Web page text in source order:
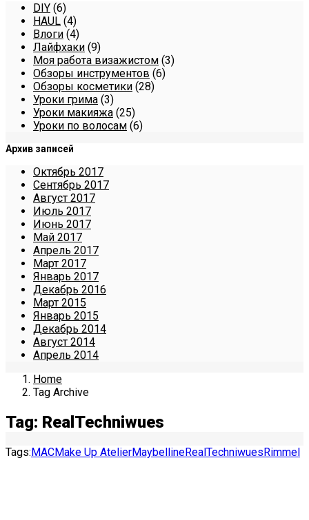
DIY (6)
HAUL (4)
Влоги (4)
Лайфхаки (9)
Моя работа визажистом (3)
Обзоры инструментов (6)
Обзоры косметики (28)
Уроки грима (3)
Уроки макияжа (25)
Уроки по волосам (6)
Архив записей
Октябрь 2017
Сентябрь 2017
Август 2017
Июль 2017
Июнь 2017
Май 2017
Апрель 2017
Март 2017
Январь 2017
Декабрь 2016
Март 2015
Январь 2015
Декабрь 2014
Август 2014
Апрель 2014
Home
Tag Archive
Tag: RealTechniwues
Tags:MACMake Up AtelierMaybellineRealTechniwuesRimmel